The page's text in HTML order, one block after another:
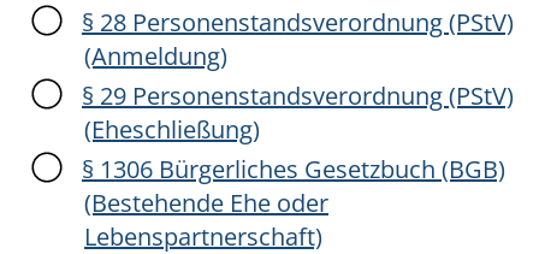
§ 28 Personenstandsverordnung (PStV)
(Anmeldung)
§ 29 Personenstandsverordnung (PStV)
(Eheschließung)
§ 1306 Bürgerliches Gesetzbuch (BGB)
(Bestehende Ehe oder
Lebenspartnerschaft)